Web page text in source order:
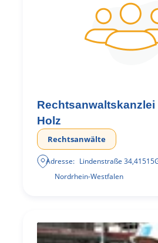
Rechtsanwaltskanzlei
Holz
Rechtsanwälte
Adresse: Lindenstraße 34,41515
Nordrhein-Westfalen